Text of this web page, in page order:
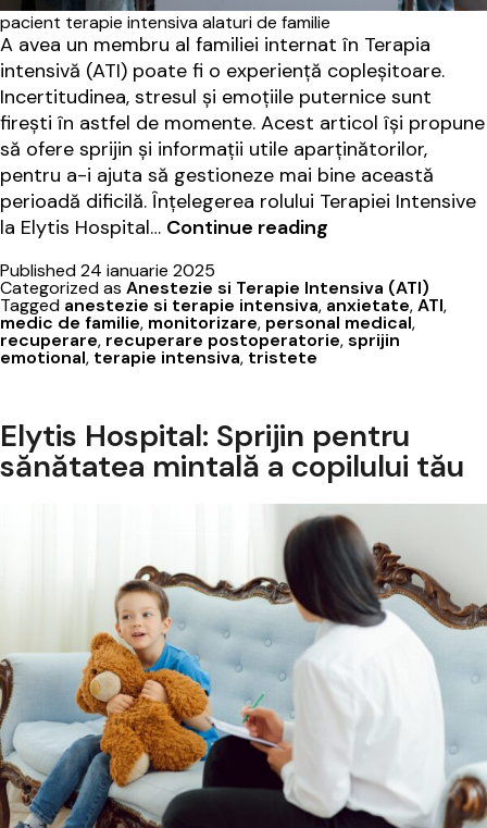
pacient terapie intensiva alaturi de familie
A avea un membru al familiei internat în Terapia
intensivă (ATI) poate fi o experiență copleșitoare.
Incertitudinea, stresul și emoțiile puternice sunt
firești în astfel de momente. Acest articol își propune
să ofere sprijin și informații utile aparținătorilor,
pentru a-i ajuta să gestioneze mai bine această
perioadă dificilă. Înțelegerea rolului Terapiei Intensive
la Elytis Hospital… Continue reading
Terapia
intensivă
la
Elytis
Published24 ianuarie 2025
Categorized as Anestezie si Terapie Intensiva (ATI)
Tagged anestezie si terapie intensiva, anxietate,ATI,
medic de familie, monitorizare, personal medical,
recuperare, recuperare postoperatorie,sprijin
emotional, terapie intensiva, tristete
Elytis Hospital: Sprijin pentru
sănătatea mintală a copilului tău